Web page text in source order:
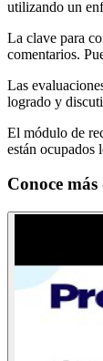
utilizando un
La clave para
comentarios.
Las
logrado y
El módulo de
están ocupados
Conoce más